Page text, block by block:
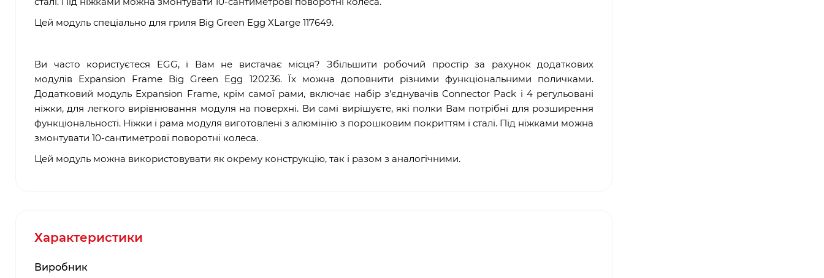
Цей модуль спеціально для гриля Big Green Egg XLarge 117649.
Ви часто користуєтеся EGG, і Вам не вистачає місця? Збільшити робочий простір за рахунок додаткових
модулів Expansion Frame Big Green Egg 120236. Їх можна доповнити різними функціональними поличками.
Додатковий модуль Expansion Frame, крім самої рами, включає набір з'єднувачів Connector Pack і 4 регульовані
ніжки, для легкого вирівнювання модуля на поверхні. Ви самі вирішуєте, які полки Вам потрібні для розширення
функціональності. Ніжки і рама модуля виготовлені з алюмінію з порошковим покриттям і сталі. Під ніжками можна
змонтувати 10-сантиметрові поворотні колеса.
Цей модуль можна використовувати як окрему конструкцію, так і разом з аналогічними.
Характеристики
Виробник